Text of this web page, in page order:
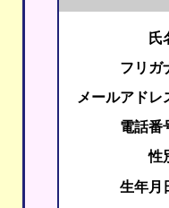
氏
フリガ
メールアドレ
電話番
性
生年月